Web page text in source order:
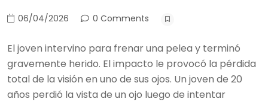
06/04/2026 0 Comments
El joven intervino para frenar una pelea y terminó
gravemente herido. El impacto le provocó la pérdida
total de la visión en uno de sus ojos. Un joven de 20
años perdió la vista de un ojo luego de intentar